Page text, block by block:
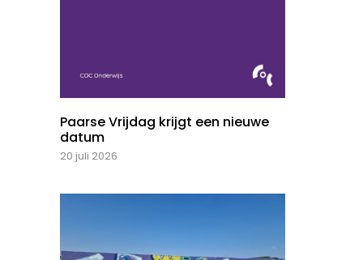
Paarse Vrijdag krijgt een nieuwe
datum
20 juli 2026